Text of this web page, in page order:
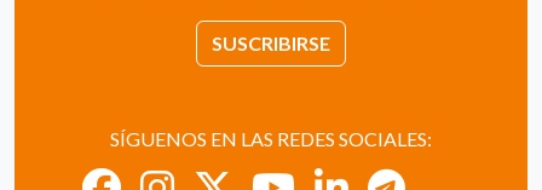
SUSCRIBIRSE
SÍGUENOS EN LAS REDES SOCIALES: